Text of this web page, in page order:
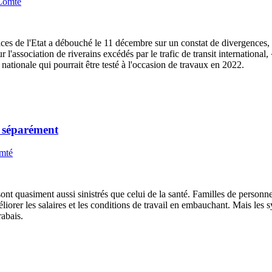
de l'Etat a débouché le 11 décembre sur un constat de
de riverains excédés par le trafic de transit
qui pourrait être testé à l'occasion de travaux en 2022.
quasiment aussi sinistrés que celui de la santé. Familles de
les salaires et les conditions de travail en embauchant. Mais